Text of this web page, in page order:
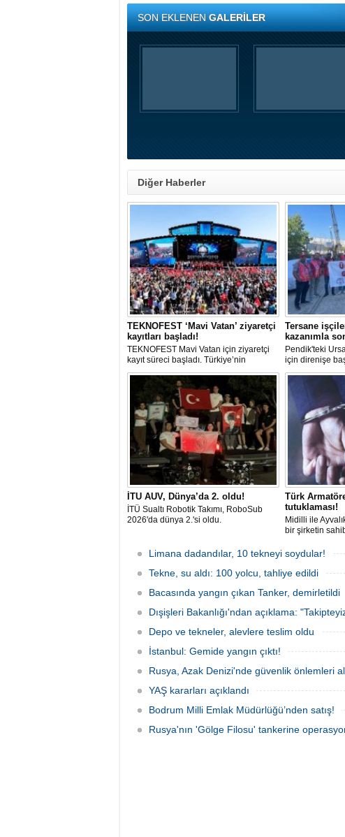
SON EKLENENGALERİLER
Diğer Haberler
TEKNOFEST ‘Mavi Vatan’ ziyaretçi
kayıtları başladı!
TEKNOFEST Mavi Vatan için ziyaretçi
kayıt süreci başladı. Türkiye’nin
denizcilik ve savunma teknolojilerine
odaklanan etkinliği, 20-23 Ağustos
tarihleri arasında Gölcük Tersanesi
Komutanlığı’nda gerçekleştirilecek.
Tersane
kazanımla
Pendik'teki
için direnişe
işçinin
arabulucu
alacakların
Sendika,
direnişin
İTU AUV, Dünya’da 2. oldu!
İTÜ Sualtı Robotik Takımı, RoboSub
2026'da dünya 2.'si oldu.
Türk
tutuklaması!
Midilli ile
bir şirketin
Limana dadandılar, 10 tekneyi soydular!
Tekne, su aldı: 100 yolcu, tahliye edildi
Bacasında yangın çıkan Tanker, demirletildi
Dışişleri Bakanlığı'ndan açıklama:
Depo ve tekneler, alevlere teslim oldu
İstanbul: Gemide yangın çıktı!
Rusya, Azak Denizi'nde güvenlik önlemleri
YAŞ kararları açıklandı
Bodrum Milli Emlak Müdürlüğü’nden satış!
Rusya'nın 'Gölge Filosu' tankerine